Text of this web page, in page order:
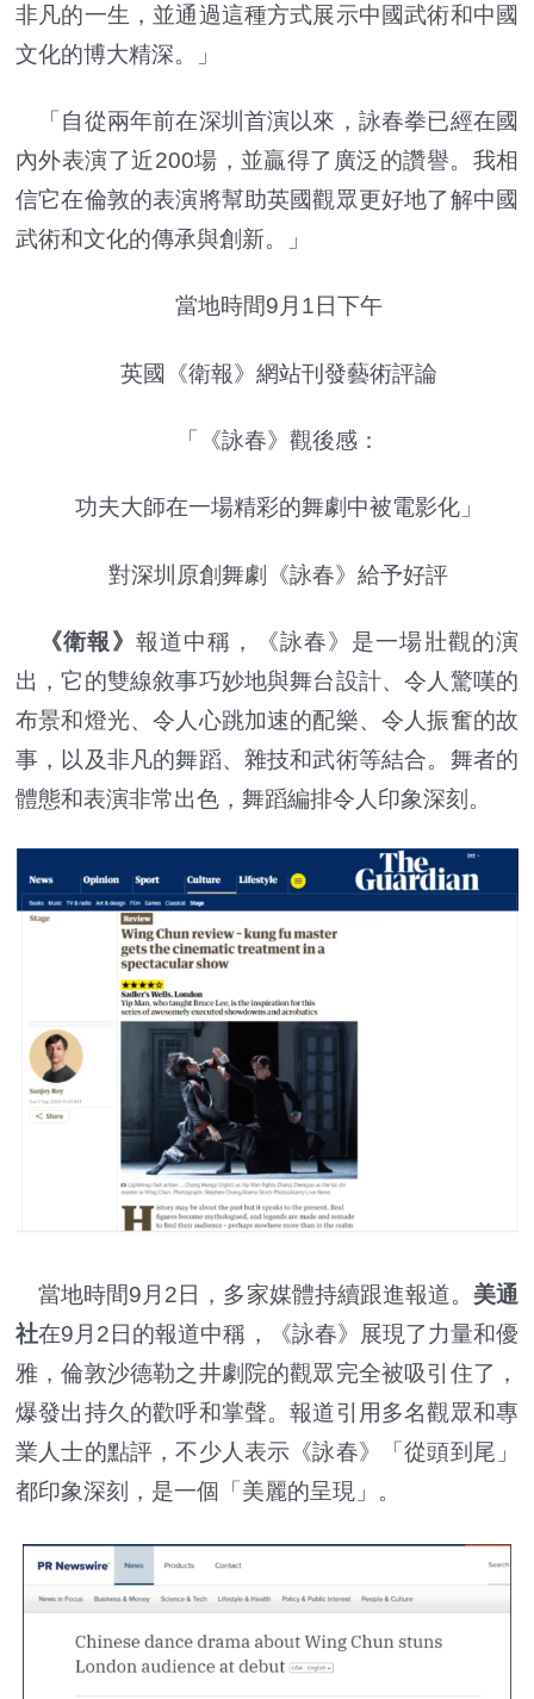
非凡的一生，並通過這種方式展示中國武術和中國
文化的博大精深。」
「自從兩年前在深圳首演以來，詠春拳已經在國
內外表演了近200場，並贏得了廣泛的讚譽。我相
信它在倫敦的表演將幫助英國觀眾更好地了解中國
武術和文化的傳承與創新。」
當地時間9月1日下午
英國《衛報》網站刊發藝術評論
「《詠春》觀後感：
功夫大師在一場精彩的舞劇中被電影化」
對深圳原創舞劇《詠春》給予好評
《衛報》 報道中稱，《詠春》是一場壯觀的演
出，它的雙線敘事巧妙地與舞台設計、令人驚嘆的
布景和燈光、令人心跳加速的配樂、令人振奮的故
事，以及非凡的舞蹈、雜技和武術等結合。舞者的
體態和表演非常出色，舞蹈編排令人印象深刻。
當地時間9月2日，多家媒體持續跟進報道。 美通
社在9月2日的報道中稱，《詠春》展現了力量和優
雅，倫敦沙德勒之井劇院的觀眾完全被吸引住了，
爆發出持久的歡呼和掌聲。報道引用多名觀眾和專
業人士的點評，不少人表示《詠春》「從頭到尾」
都印象深刻，是一個「美麗的呈現」。